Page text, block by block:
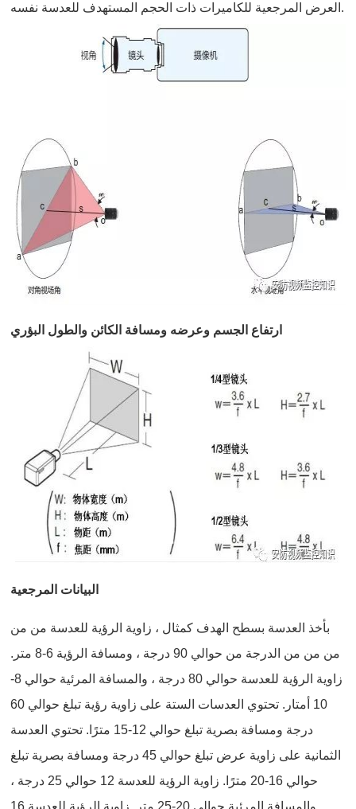
العرض المرجعية للكاميرات ذات الحجم المستهدف للعدسة نفسه.
ارتفاع الجسم وعرضه ومسافة الكائن والطول البؤري
البيانات المرجعية
بأخذ العدسة بسطح الهدف كمثال ، زاوية الرؤية للعدسة من من
من من من الدرجة من حوالي 90 درجة ، ومسافة الرؤية 6-8 متر.
زاوية الرؤية للعدسة حوالي 80 درجة ، والمسافة المرئية حوالي 8-
10 أمتار. تحتوي العدسات الستة على زاوية رؤية تبلغ حوالي 60
درجة ومسافة بصرية تبلغ حوالي 12-15 مترًا. تحتوي العدسة
الثمانية على زاوية عرض تبلغ حوالي 45 درجة ومسافة بصرية تبلغ
حوالي 16-20 مترًا. زاوية الرؤية للعدسة 12 حوالي 25 درجة ،